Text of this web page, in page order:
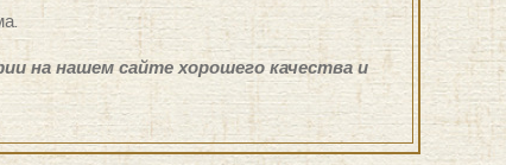
на нашем сайте хорошего качества и